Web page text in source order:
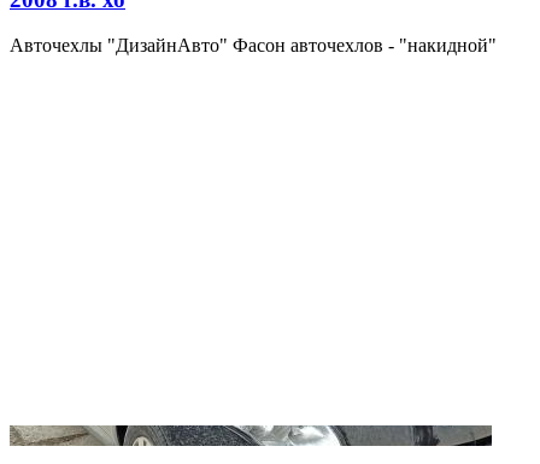
Авточехлы "ДизайнАвто" Фасон авточехлов - "накидной"